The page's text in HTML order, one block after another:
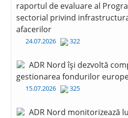
raportul de evaluare al
sectorial privind
afacerilor
24.07.2026 322
ADR Nord își dezvoltă
gestionarea fondurilor
15.07.2026 325
ADR Nord monitorizează